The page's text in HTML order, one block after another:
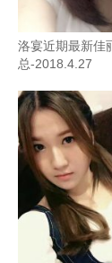
洛宴近期最新佳
总-2018.4.27